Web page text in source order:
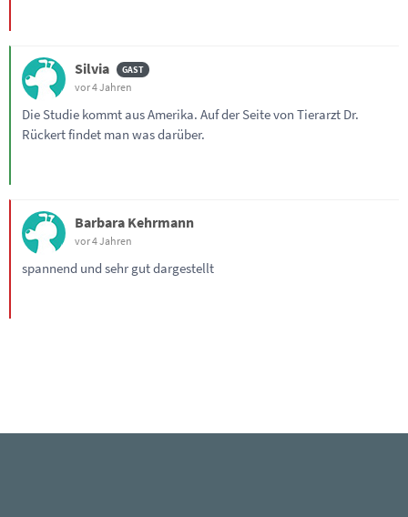
Silvia
vor 4 Jahren
Die Studie kommt aus Amerika. Auf der Seite von Tierarzt Dr.
Rückert findet man was darüber.
Barbara Kehrmann
vor 4 Jahren
spannend und sehr gut dargestellt